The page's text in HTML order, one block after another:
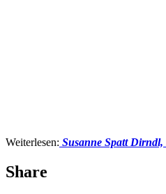
Weiterlesen: Susanne Spatt
Share